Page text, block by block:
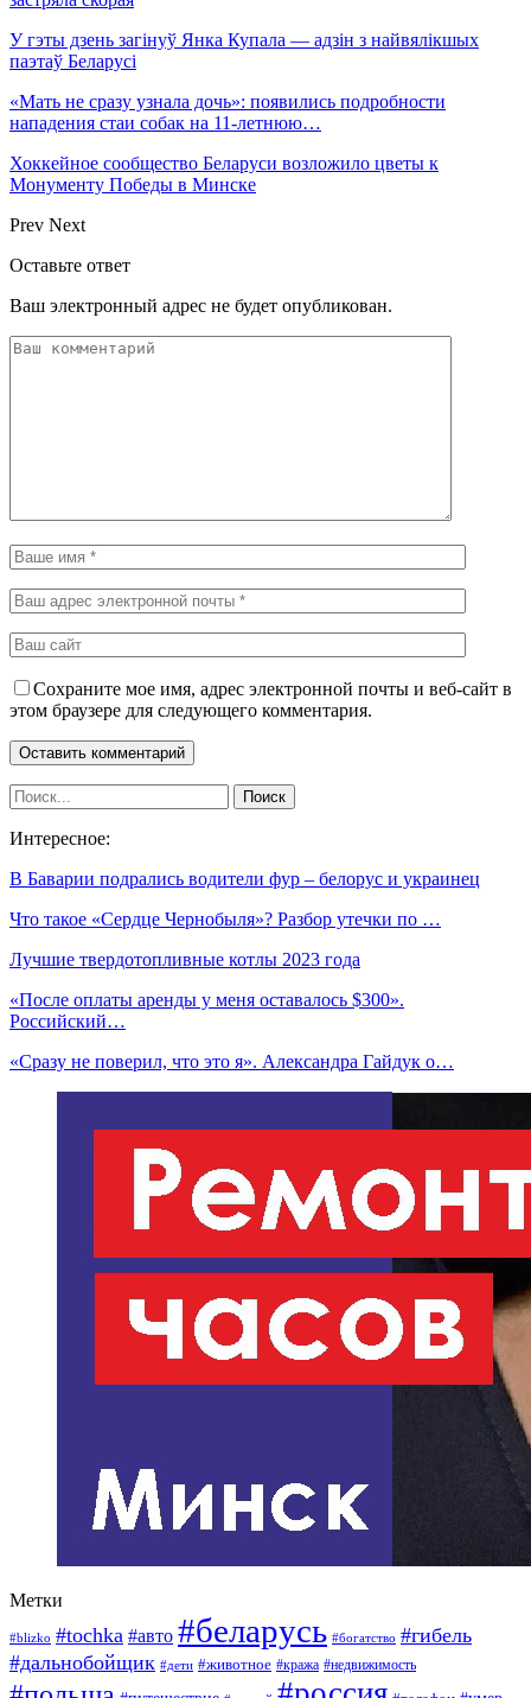
У гэты дзень загінуў Янка Купала — адзін з найвялікшых
паэтаў Беларусі
«Мать не сразу узнала дочь»: появились подробности
нападения стаи собак на 11-летнюю…
Хоккейное сообщество Беларуси возложило цветы к
Монументу Победы в Минске
Prev Next
Оставьте ответ
Ваш электронный адрес не будет опубликован.
Сохраните мое имя, адрес электронной почты и веб-сайт в
этом браузере для следующего комментария.
Интересное:
В Баварии подрались водители фур – белорус и украинец
Что такое «Сердце Чернобыля»? Разбор утечки по …
Лучшие твердотопливные котлы 2023 года
«После оплаты аренды у меня оставалось $300».
Российский…
«Сразу не поверил, что это я». Александра Гайдук о…
Метки
#blizko #tochka #авто #беларусь #богатство #гибель
#дальнобойщик #дети #животное #кража #недвижимость